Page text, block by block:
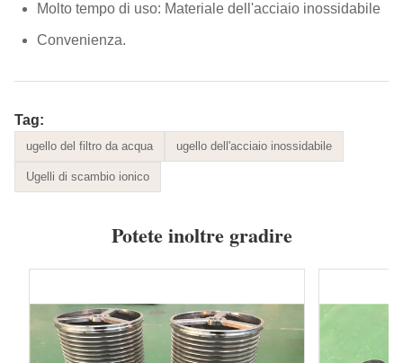
Molto tempo di uso: Materiale dell'acciaio inossidabile
Convenienza.
Tag:
ugello del filtro da acqua ugello dell'acciaio inossidabile
Ugelli di scambio ionico
Potete inoltre gradire